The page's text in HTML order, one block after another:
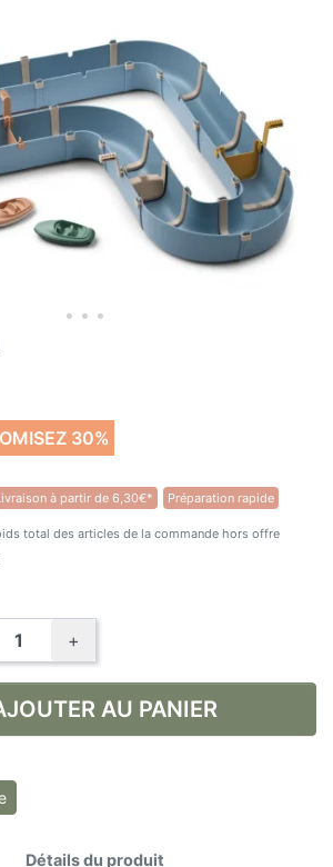
• • •
30%
à partir de 6,30€* Préparation rapide
total des articles de la commande hors offre
+
AU PANIER
Détails du produit